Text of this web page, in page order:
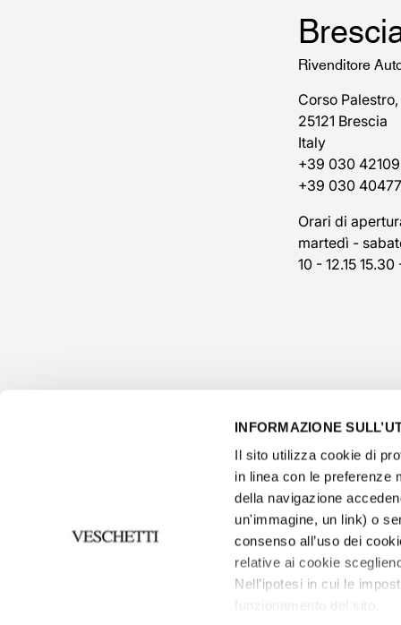
INFORMAZIONE
Il sito utilizza cookie di
in linea con le preferenze
della navigazione
un'immagine, un link) o
consenso all’uso dei
relative ai cookie
Nell’ipotesi in cui le
funzionamento del sito.
Rivenditore
Corso
25121 Brescia
Italy
+39 030 42109
+39 030 40477
Orari di
martedì -
10 - 12.15 15.30
privacy